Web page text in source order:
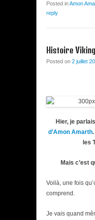
Posted inAmon
reply
Histoire
Posted on 2 juillet
Hier, je
d’Amon Amarth.
les
Mais c’est
Voilà, une fois
comprend.
Je vais quand